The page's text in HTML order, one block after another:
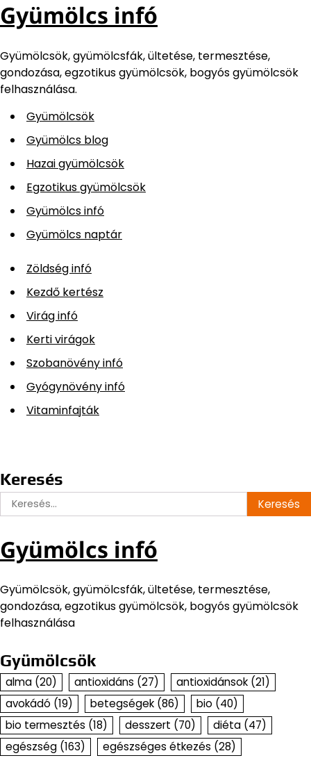
Gyümölcs infó
Gyümölcsök, gyümölcsfák, ültetése, termesztése,
gondozása, egzotikus gyümölcsök, bogyós gyümölcsök
felhasználása.
Gyümölcsök
Gyümölcs blog
Hazai gyümölcsök
Egzotikus gyümölcsök
Gyümölcs infó
Gyümölcs naptár
Zöldség infó
Kezdő kertész
Virág infó
Kerti virágok
Szobanövény infó
Gyógynövény infó
Vitaminfajták
Keresés
Keresés:
Gyümölcs infó
Gyümölcsök, gyümölcsfák, ültetése, termesztése,
gondozása, egzotikus gyümölcsök, bogyós gyümölcsök
felhasználása
Gyümölcsök
alma (20) antioxidáns (27) antioxidánsok (21)
avokádó (19) betegségek (86) bio (40)
bio termesztés (18) desszert (70) diéta (47)
egészség (163) egészséges étkezés (28)